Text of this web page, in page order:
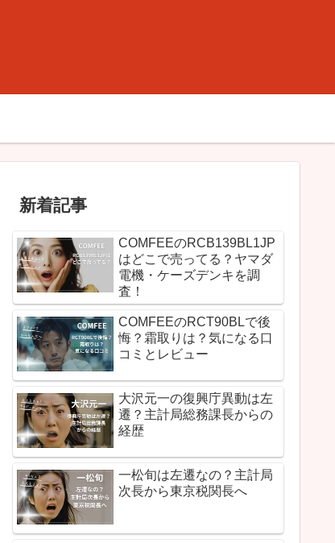
新着記事
COMFEEのRCB139BL1JP
はどこで売ってる？ヤマダ
電機・ケーズデンキを調
査！
COMFEEのRCT90BLで後
悔？霜取りは？気になる口
コミとレビュー
大沢元一の復興庁異動は左
遷？主計局総務課長からの
経歴
一松旬は左遷なの？主計局
次長から東京税関長へ